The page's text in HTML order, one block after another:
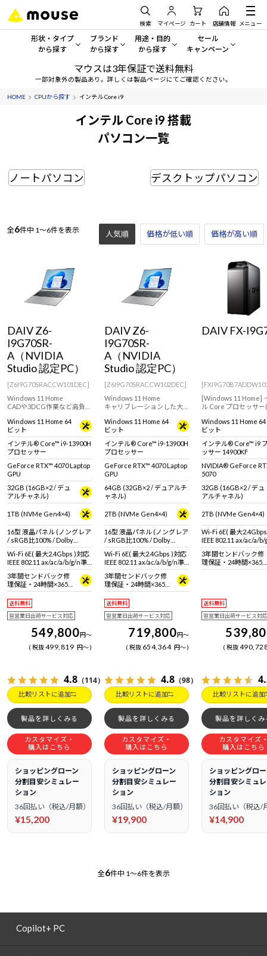
検索 マイページ カート 店舗情報 メニュー
形状・タイプ
から探す
形状・タイプから探す をすべてみる
デスクトップPC
サーバー
Windows 11|
ブランド
から探す
mouse
G TUNE
Windows 11|Copilot+ PC
用途・目的
から探す
一般向けパソコン
クリエイティブ向け
学習向けパソコン
AIおすすめパソコン
Windows 11
セール
キャンペーン
セール・キャンペー
おすすめ目玉パソコン
マウスは3年保証で送料無料
一部対象外の製品あり。詳しくは製品ページにてご確認ください。
HOME CPUから探す インテル Core i9
インテル Core i9 搭載
パソコン一覧
ノートパソコン デスクトップパソコン
全6件中 1～6件を表示 人気順 価格が低い順 価格が高い順
DAIV Z6-
I9G70SR-
A（NVIDIA
Studio 認定PC）
[Z6I9G70SRACCW101DEC]
Windows 11 Home
CADや3DCG作業など高負荷
Studio 認定製品。GeForce
RTX 4070 Laptop GPU搭載の
クリエイター向けモダン
PC。メモリは最大64GBのカ
スタマイズが可能。
Windows 11 Home 64
ビット
インテル® Core™ i9-13900H
プロセッサー
GeForce RTX™ 4070 Laptop
GPU
32GB (16GB×2 / デュ
アルチャネル)
1TB (NVMe Gen4×4)
16型 液晶パネル (ノングレア
/ sRGB比100% / Dolby
Vision対応)
Wi-Fi 6E( 最大2.4Gbps )対応
IEEE 802.11 ax/ac/a/b/g/n準
拠 ＋ Bluetooth 5内蔵
3年間センドバック修
理保証・24時間×365
日電話サポート
送料無料
翌営業日出荷サービス対応
549,800円～
税抜499,819 円～
4.8 （114）
比較リストに追加
製品を詳しくみる
カスタマイズ・
購入はこちら
ショッピングローン
分割目安シミュレー
ション
36回払い（税込/月額）
¥15,200
DAIV Z6-
I9G70SR-
A（NVIDIA
Studio 認定PC）
[Z6I9G70SRACCW102DEC]
Windows 11 Home
キャリブレーションした大
ー向けモダンPC。CADや
3DCG作業など高負荷の作業
におすすめ。＜メモリ・ス
トレージ増量モデル＞
Windows 11 Home 64
ビット
インテル® Core™ i9-13900H
プロセッサー
GeForce RTX™ 4070 Laptop
GPU
64GB (32GB×2 / デュアルチ
ャネル)
2TB (NVMe Gen4×4)
16型 液晶パネル (ノングレア
/ sRGB比100% / Dolby
Vision対応)
Wi-Fi 6E( 最大2.4Gbps )対応
IEEE 802.11 ax/ac/a/b/g/n準
拠 ＋ Bluetooth 5内蔵
3年間センドバック修
理保証・24時間×365
日電話サポート
送料無料
翌営業日出荷サービス対応
719,800円～
税抜 654,364 円～
4.8 （98）
比較リストに追加
製品を詳しくみる
カスタマイズ・
購入はこちら
ショッピングローン
分割目安シミュレー
ション
36回払い（税込/月額）
¥19,900
DAIV FX-
[Windows 11 Home]
ル Core プロセッサー
エイター向けフルタ
ソコン。CG制作や動
におすすめ
Windows 11 Home 64
ビット
インテル® Core™ i9
ッサー 14900KF
NVIDIA® GeForce
5070
32GB (16GB×2 / デュ
アルチャネル)
2TB (NVMe Gen4×4)
Wi-Fi 6E( 最大
IEEE 802.11 ax/ac/a/
拠 ＋ Bluetooth 5内蔵
3年間センドバック修
理保証・24時間×365
日電話サポート
送料無料
翌営業日出荷サービス対応
税抜
比較リストに追加
製品を詳しくみ
カスタマイズ
購入はこちら
ショッピングロ
分割目安シミュ
ション
36回払い（税込/
¥14,900
全6件中 1～6件を表示
Copilot+ PC